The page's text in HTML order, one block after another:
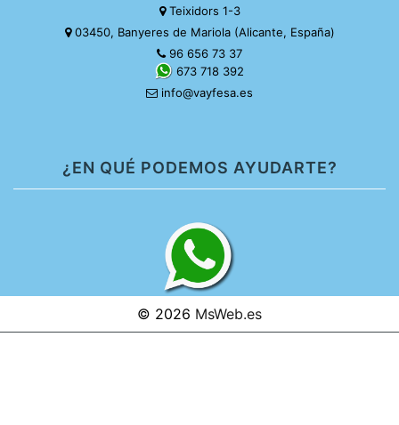
Teixidors 1-3
03450, Banyeres de Mariola (Alicante, España)
96 656 73 37
673 718 392
info@vayfesa.es
¿EN QUÉ PODEMOS AYUDARTE?
© 2026 MsWeb.es